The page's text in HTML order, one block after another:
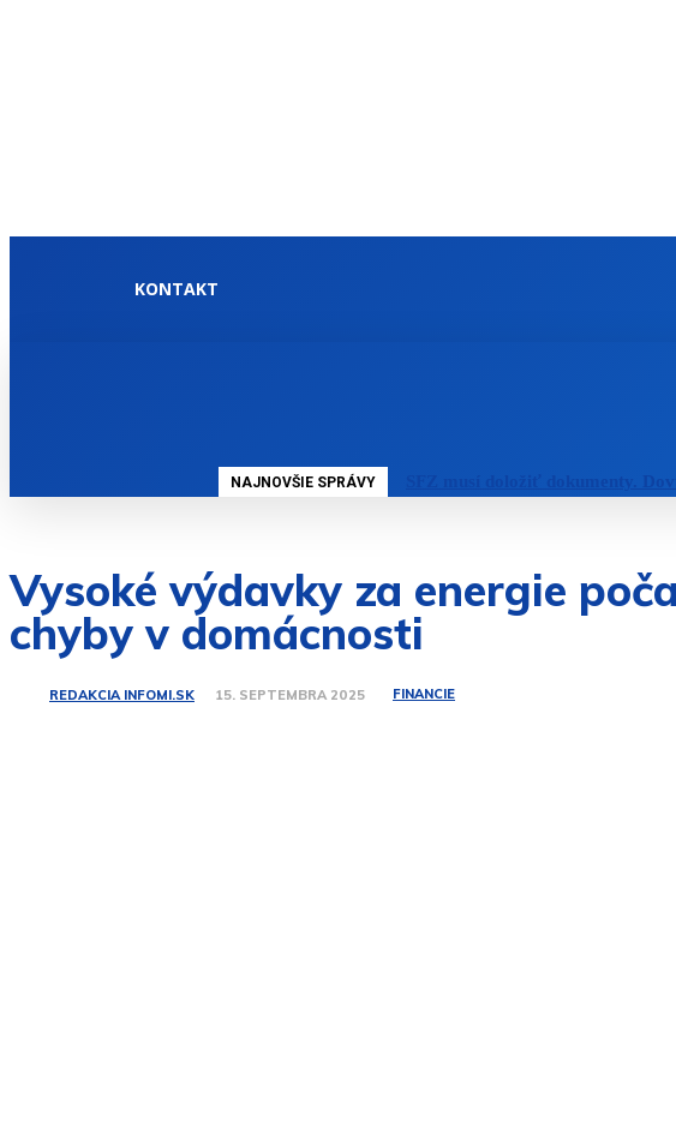
KONTAKT
NAJNOVŠIE SPRÁVY SFZ musí doložiť dokumenty.
Vysoké výdavky za energie
chyby v domácnosti
REDAKCIA INFOMI.SK 15. SEPTEMBRA 2025 FINANCIE